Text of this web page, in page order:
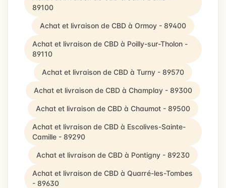
89100
Achat et livraison de CBD à Ormoy - 89400
Achat et livraison de CBD à Poilly-sur-Tholon -
89110
Achat et livraison de CBD à Turny - 89570
Achat et livraison de CBD à Champlay - 89300
Achat et livraison de CBD à Chaumot - 89500
Achat et livraison de CBD à Escolives-Sainte-
Camille - 89290
Achat et livraison de CBD à Pontigny - 89230
Achat et livraison de CBD à Quarré-les-Tombes
- 89630